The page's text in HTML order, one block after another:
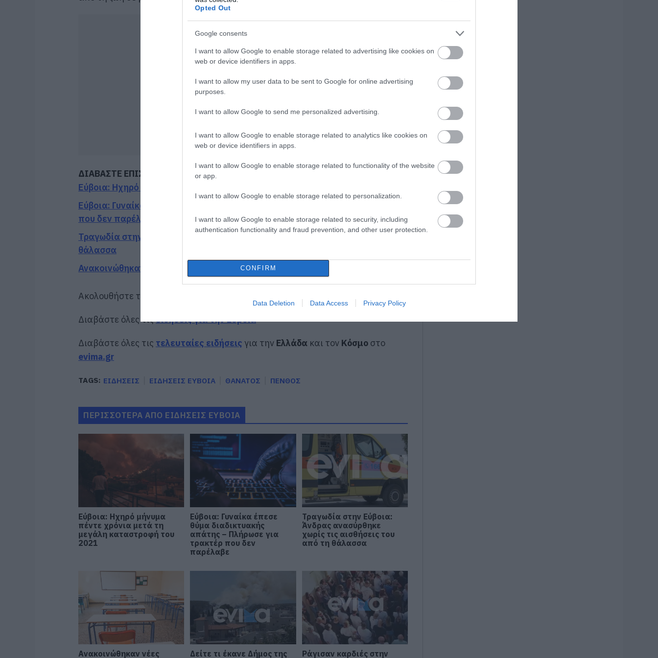
Opted Out
Google consents
I want to allow Google to enable storage related to advertising like cookies on
web or device identifiers in apps.
I want to allow my user data to be sent to Google for online advertising
purposes.
I want to allow Google to send me personalized advertising.
I want to allow Google to enable storage related to analytics like cookies on
web or device identifiers in apps.
I want to allow Google to enable storage related to functionality of the website
or app.
I want to allow Google to enable storage related to personalization.
I want to allow Google to enable storage related to security, including
authentication functionality and fraud prevention, and other user protection.
CONFIRM
Data Deletion Data Access Privacy Policy
ΔΙΑΒΑΣΤΕ ΕΠΙΣΗΣ
Εύβοια: Ηχηρό μήνυμα πέντε χρόνια μετά τη μεγάλη καταστροφή του 2021
Εύβοια: Γυναίκα έπεσε θύμα διαδικτυακής απάτης – Πλήρωσε για τρακτέρ
που δεν παρέλαβε
Τραγωδία στην Εύβοια: Άνδρας ανασύρθηκε χωρίς τις αισθήσεις του από τη
θάλασσα
Ανακοινώθηκαν νέες προσλήψεις σε δήμο της Εύβοιας: Δείτε εδώ
Ακολουθήστε το evima.gr στο
Διαβάστε όλες τιςειδήσεις για την Εύβοια
Διαβάστε όλες τις τελευταίες ειδήσεις για την Ελλάδα και τον Κόσμο στο
evima.gr
TAGS: ΕΙΔΗΣΕΙΣ ΕΙΔΗΣΕΙΣ ΕΥΒΟΙΑ ΘΑΝΑΤΟΣ ΠΕΝΘΟΣ
ΠΕΡΙΣΣΟΤΕΡΑ ΑΠΟ ΕΙΔΗΣΕΙΣ ΕΥΒΟΙΑ
Εύβοια: Ηχηρό μήνυμα
πέντε χρόνια μετά τη
μεγάλη καταστροφή του
2021
Εύβοια: Γυναίκα έπεσε
θύμα διαδικτυακής
απάτης – Πλήρωσε για
τρακτέρ που δεν
παρέλαβε
Τραγωδία στην Εύβοια:
Άνδρας ανασύρθηκε
χωρίς τις αισθήσεις του
από τη θάλασσα
Ανακοινώθηκαν νέες
Δείτε τι έκανε Δήμος της
Ράγισαν καρδιές στην
Αυτοψία στα
καμένα: 37 σπίτια
κρίθηκαν
κατεδαφιστέα στο
07.08.2026 | 17:40